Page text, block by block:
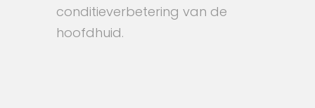
conditieverbetering van de
hoofdhuid.